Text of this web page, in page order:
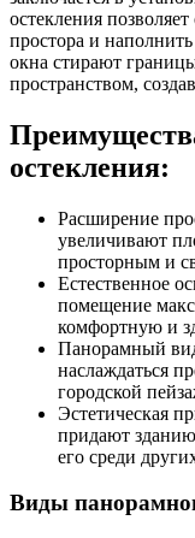
остекления
простора и
окна стирают
пространством,
остекления:
Расширение
увеличивают
просторным и
Естественное
помещение
комфортную и
Панорамный
наслаждаться
городской
Эстетическая
придают
его среди
Виды